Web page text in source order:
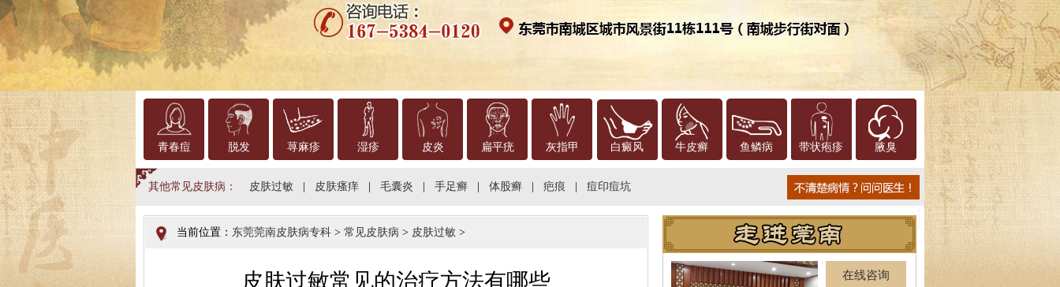
青春痘 脱发 荨麻疹 湿疹 皮炎 扁平疣 灰指甲 白癜风 牛皮癣 鱼鳞病 带状疱疹 腋臭
其他常见皮肤病： 皮肤过敏 皮肤瘙痒 毛囊炎 手足癣 体股癣 疤痕 痘印痘坑
当前位置： 东莞莞南皮肤病专科 > 常见皮肤病 > 皮肤过敏 >
皮肤过敏常见的治疗方法有哪些 在线咨询